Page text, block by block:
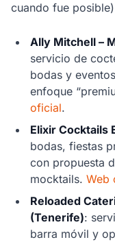
cuando fue
Ally Mitchell –
servicio de
bodas y
enfoque
oficial.
Elixir Cocktails
bodas, fiestas
con propuesta
mocktails. Web
Reloaded
(Tenerife):
barra móvil y